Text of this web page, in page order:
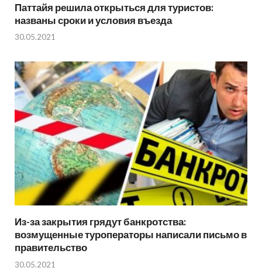
Паттайя решила открыться для туристов:
названы сроки и условия въезда
30.05.2021
Из-за закрытия грядут банкротства:
возмущенные туроператоры написали письмо в
правительство
30.05.2021